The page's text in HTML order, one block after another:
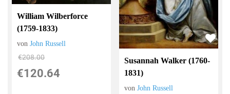
William Wilberforce
(1759-1833)
vonJohn Russell
€208.00
€120.64
Susannah Walker (1760-
1831)
vonJohn Russell